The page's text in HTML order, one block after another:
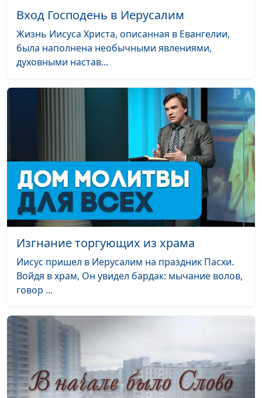
Вход Господень в Иерусалим
Жизнь Иисуса Христа, описанная в Евангелии,
была наполнена необычными явлениями,
духовными настав...
Изгнание торгующих из храма
Иисус пришел в Иерусалим на праздник Пасхи.
Войдя в храм, Он увидел бардак: мычание волов,
говор ...